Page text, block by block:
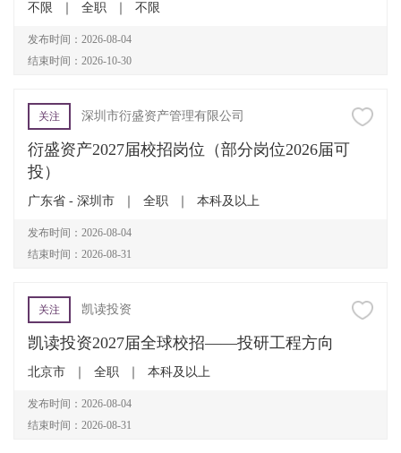
不限 全职 不限
发布时间：2026-08-04
结束时间：2026-10-30
关注 深圳市衍盛资产管理有限公司
衍盛资产2027届校招岗位（部分岗位2026届可
投）
广东省 - 深圳市 全职 本科及以上
发布时间：2026-08-04
结束时间：2026-08-31
关注 凯读投资
凯读投资2027届全球校招——投研工程方向
北京市 全职 本科及以上
发布时间：2026-08-04
结束时间：2026-08-31